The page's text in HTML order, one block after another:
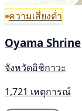
ความเสี่ยงต่ำ
Oyama Shrine
จังหวัดอิชิกาวะ
1,721 เหตุการณ์